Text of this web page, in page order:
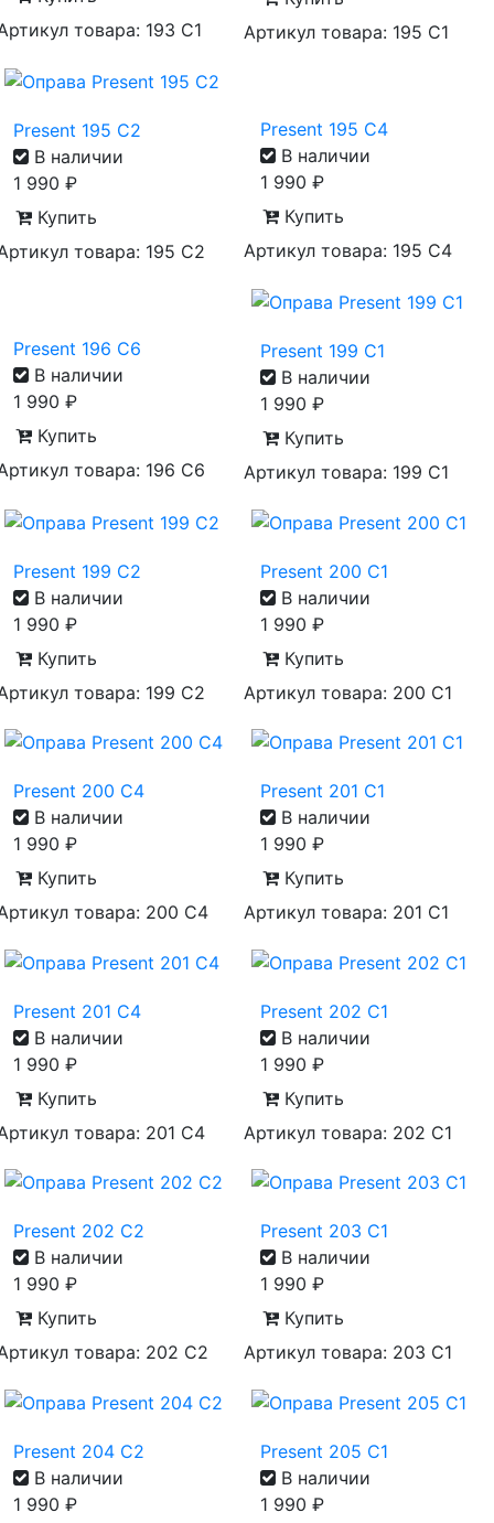
товара: 193 C1
Артикул товара: 195 C1
Present 195 C2
В наличии
1 990 ₽
Купить
товара: 195 C2
Present 195 C4
В наличии
1 990 ₽
Купить
Артикул товара: 195 C4
Present 196 C6
В наличии
1 990 ₽
Купить
товара: 196 C6
Present 199 C1
В наличии
1 990 ₽
Купить
Артикул товара: 199 C1
Present 199 C2
В наличии
1 990 ₽
Купить
товара: 199 C2
Present 200 C1
В наличии
1 990 ₽
Купить
Артикул товара: 200 C1
Present 200 C4
В наличии
1 990 ₽
Купить
товара: 200 C4
Present 201 C1
В наличии
1 990 ₽
Купить
Артикул товара: 201 C1
Present 201 C4
В наличии
1 990 ₽
Купить
товара: 201 C4
Present 202 C1
В наличии
1 990 ₽
Купить
Артикул товара: 202 C1
Present 202 C2
В наличии
1 990 ₽
Купить
товара: 202 C2
Present 203 C1
В наличии
1 990 ₽
Купить
Артикул товара: 203 C1
Present 204 C2
В наличии
1 990 ₽
Present 205 C1
В наличии
1 990 ₽